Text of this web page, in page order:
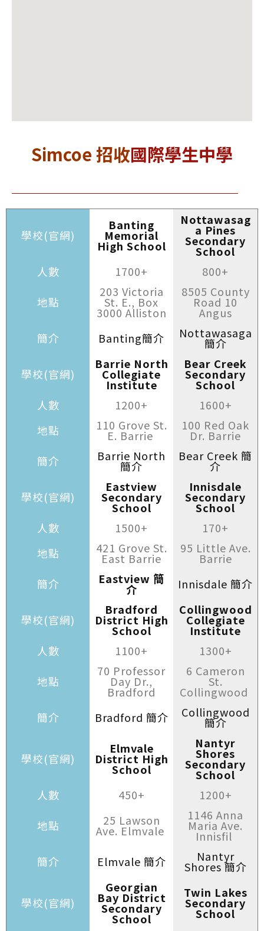
Simcoe 招收國際學生中學
學校(官網)
Banting
Memorial
High School
Nottawasag
a Pines
Secondary
School
人數
1700+
800+
地點
203 Victoria
St. E., Box
3000 Alliston
8505 County
Road 10
Angus
簡介
Banting簡介 Nottawasaga
簡介
學校(官網)
Barrie North
Collegiate
Institute
Bear Creek
Secondary
School
人數
1200+
1600+
地點
110 Grove St.
E. Barrie
100 Red Oak
Dr. Barrie
簡介
Barrie North
簡介
Bear Creek 簡
介
學校(官網)
Eastview
Secondary
School
Innisdale
Secondary
School
人數
1500+
170+
地點
421 Grove St.
East Barrie
95 Little Ave.
Barrie
簡介
Eastview 簡
介 Innisdale 簡介
學校(官網)
Bradford
District High
School
Collingwood
Collegiate
Institute
人數
1100+
1300+
地點
70 Professor
Day Dr.,
Bradford
6 Cameron
St.
Collingwood
簡介
Bradford 簡介 Collingwood
簡介
學校(官網)
Elmvale
District High
School
Nantyr
Shores
Secondary
School
人數
450+
1200+
地點
25 Lawson
Ave. Elmvale
1146 Anna
Maria Ave.
Innisfil
簡介
Elmvale 簡介 Nantyr
Shores 簡介
學校(官網)
Georgian
Bay District
Secondary
School
Twin Lakes
Secondary
School